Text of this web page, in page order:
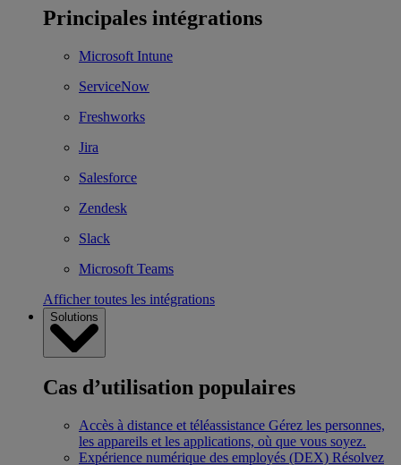
Principales intégrations
Microsoft Intune
ServiceNow
Freshworks
Jira
Salesforce
Zendesk
Slack
Microsoft Teams
Afficher toutes les intégrations
Solutions
Cas d’utilisation populaires
Accès à distance et téléassistance Gérez les personnes,
les appareils et les applications, où que vous soyez.
Expérience numérique des employés (DEX) Résolvez